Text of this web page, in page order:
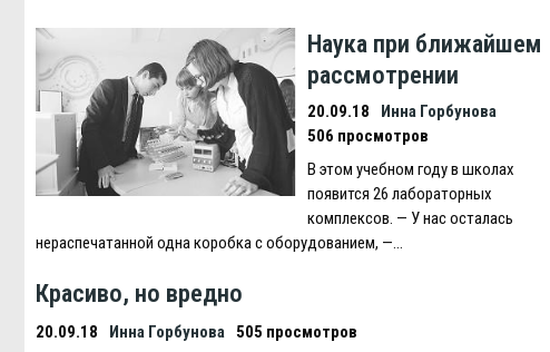
Наука при ближайшем
рассмотрении
20.09.18
Инна Горбунова
506 просмотров
В этом учебном году в школах
появится 26 лабораторных
комплексов. — У нас осталась
нераспечатанной одна коробка с оборудованием, —…
Красиво, но вредно
20.09.18 Инна Горбунова 505 просмотров